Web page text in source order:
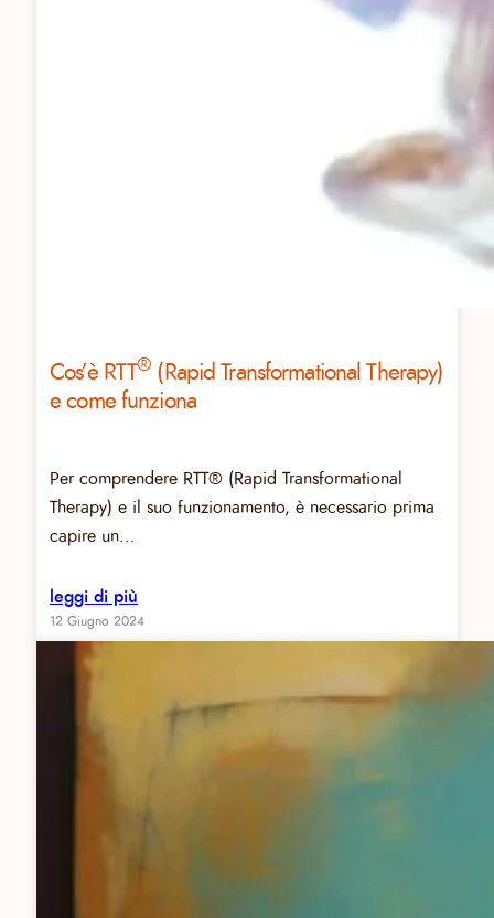
Cos’è RTT® (Rapid Transformational Therapy)
e come funziona
Per comprendere RTT® (Rapid Transformational
Therapy) e il suo funzionamento, è necessario prima
capire un…
leggi di più
12 Giugno 2024